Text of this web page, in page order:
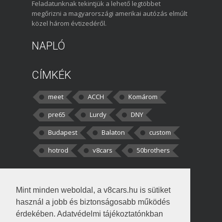
Mint minden weboldal, a v8cars.hu is sütiket
használ a jobb és biztonságosabb működés
érdekében. Adatvédelmi tájékoztatónkban
Feladatunknak tekintjük a lehető legtöbbet
megőrizni a magyarországi amerikai autózás elmúlt
közel három évtizedéről.
NAPLÓ
CÍMKÉK
meet ACCH
Komárom
pre65
Lurdy
DNY
Budapest
Balaton
custom
hotrod
v8cars 50brothers
kortisz:Elszúrtam! Én csak két
darabbaal számoltam. Nem tudtam, hogy fél autót,